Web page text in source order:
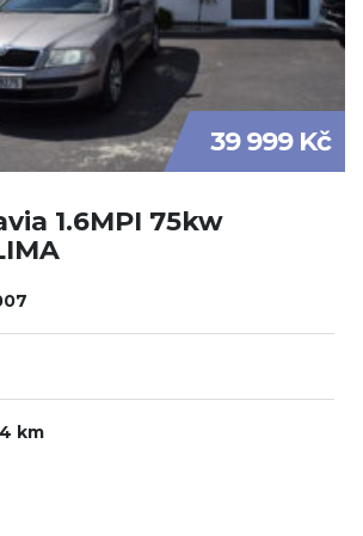
39 999 Kč
1.6MPI 75kw
km